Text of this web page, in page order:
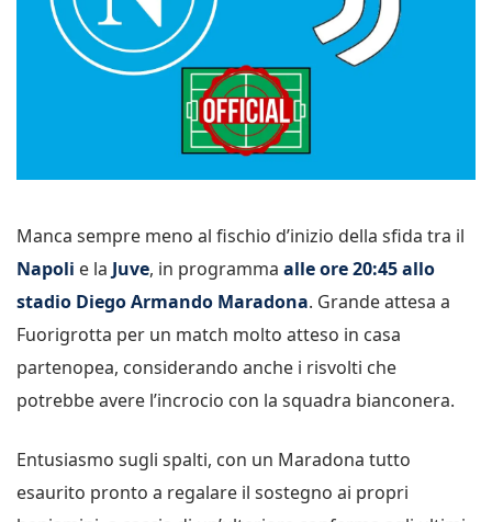
Manca sempre meno al fischio d’inizio della sfida tra il
Napoli e la Juve, in programma alle ore 20:45 allo
stadio Diego Armando Maradona. Grande attesa a
Fuorigrotta per un match molto atteso in casa
partenopea, considerando anche i risvolti che
potrebbe avere l’incrocio con la squadra bianconera.
Entusiasmo sugli spalti, con un Maradona tutto
esaurito pronto a regalare il sostegno ai propri